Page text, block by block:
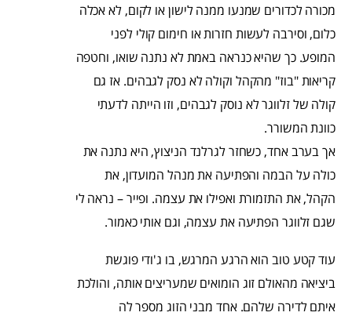
מכורה לכדורים שמנעו ממנה לישון או לקום, לא אכלה
כלום, וסירבה לעשות חזרות או חימום קולי לפני
המופע. כך שהיא כנראה באמת לא נתנה שואו, וחטפה
קריאות "בוז" מהקהל וקולה לא נסק לגבהים. אז גם
קולה של זלווגר לא נוסק לגבהים, וזו הייתה לדעתי
כוונת המשורר.
אך בערב אחד, כשחזר לגרלנד הניצוץ, היא נתנה את
כולה על הבמה והפתיעה את מנהל המועדון, את
הקהל, את התזמורת ואפילו את עצמה. ופייר – נראה לי
שגם זלווגר הפתיעה את עצמה, וגם אותי כאמור.
עוד קטע טוב הוא הרגע המרגש, בו ג'ודי פוגשת
ביציאה מהאולם זוג הומואים שמעריצים אותה, והולכת
איתם לדירה שלהם. אחד מבני הזוג מספר לה